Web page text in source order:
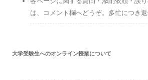
は、コメント欄へどうぞ。多忙につき返
大学受験生へのオンライン授業について